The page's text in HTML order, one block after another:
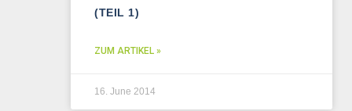
(TEIL 1)
ZUM ARTIKEL »
16. June 2014